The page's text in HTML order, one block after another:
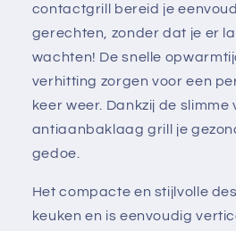
contactgrill bereid je
gerechten, zonder dat je er
wachten! De snelle
verhitting zorgen voor een
keer weer. Dankzij de slimme
antiaanbaklaag grill je
gedoe.
Het compacte en stijlvolle
keuken en is eenvoudig